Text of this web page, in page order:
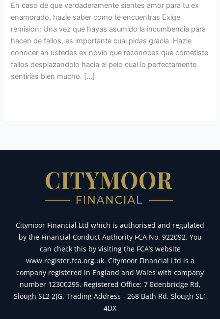
En caso de que verdaderamente sientes amor para tu ex
enamorado, hazle saber como te encuentras Exige
remision: Una vez que hayas asumido la incumbencia para
hacen de fallos, es importante cual pidas gracia. Hazle
conocer an ustedes ex novio que reconoces que cometiste
fallos desplazandolo hacia el pelo cual lo perfectamente
sentirias bien mucho. […]
tu
ex
enamorado,
hazle
saber
como
te
Citymoor Financial Ltd which is authorised and regulated
by the Financial Conduct Authority FCA No. 922092. You
can check this by visiting the FCA’s website
www.register.fca.org.uk. Citymoor Financial Ltd is a
company registered in England and Wales with company
number 12300295. Registered Office: 7 Edenbridge Rd,
Slough SL2 2JG. Trading Address - 268 Bath Rd, Slough SL1
4DX